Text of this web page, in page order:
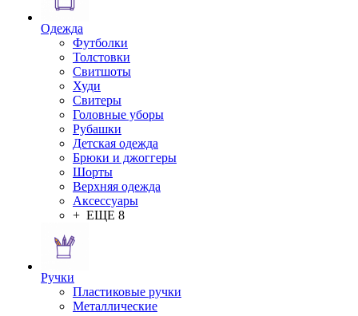
Одежда
Футболки
Толстовки
Свитшоты
Худи
Свитеры
Головные уборы
Рубашки
Детская одежда
Брюки и джоггеры
Шорты
Верхняя одежда
Аксессуары
+ ЕЩЕ 8
Ручки
Пластиковые ручки
Металлические